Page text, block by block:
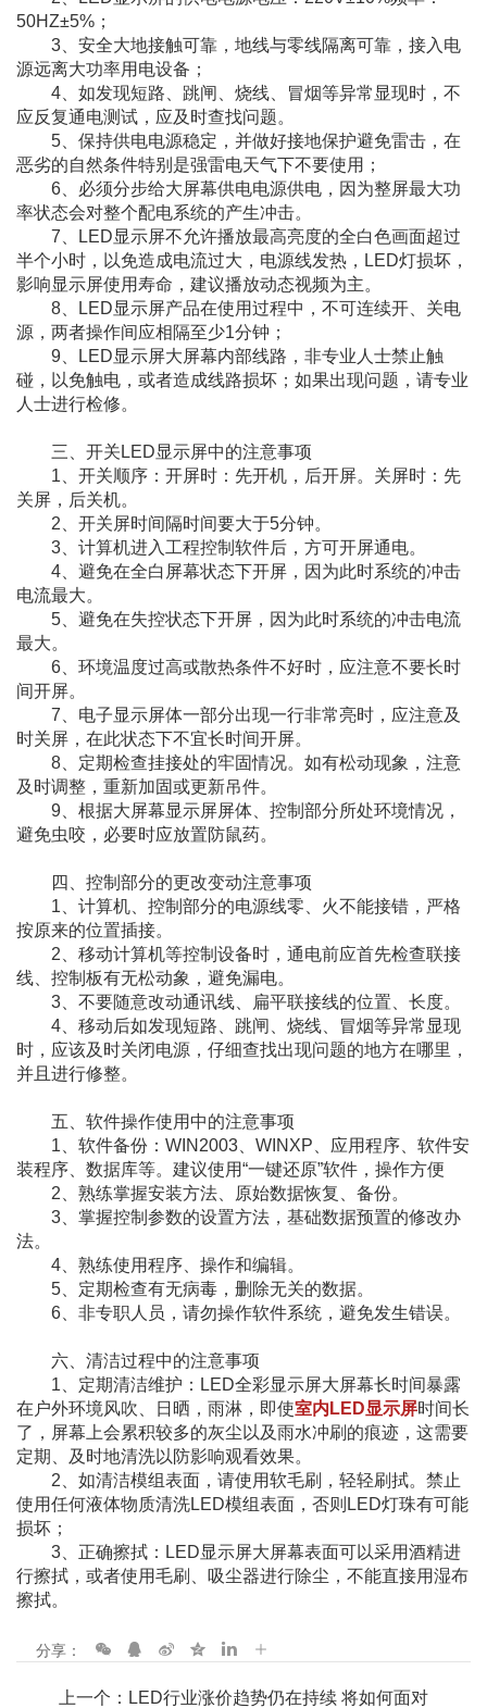
50HZ±5%；
3、安全大地接触可靠，地线与零线隔离可靠，接入电
源远离大功率用电设备；
4、如发现短路、跳闸、烧线、冒烟等异常显现时，不
应反复通电测试，应及时查找问题。
5、保持供电电源稳定，并做好接地保护避免雷击，在
恶劣的自然条件特别是强雷电天气下不要使用；
6、必须分步给大屏幕供电电源供电，因为整屏最大功
率状态会对整个配电系统的产生冲击。
7、LED显示屏不允许播放最高亮度的全白色画面超过
半个小时，以免造成电流过大，电源线发热，LED灯损坏，
影响显示屏使用寿命，建议播放动态视频为主。
8、LED显示屏产品在使用过程中，不可连续开、关电
源，两者操作间应相隔至少1分钟；
9、LED显示屏大屏幕内部线路，非专业人士禁止触
碰，以免触电，或者造成线路损坏；如果出现问题，请专业
人士进行检修。
三、开关LED显示屏中的注意事项
1、开关顺序：开屏时：先开机，后开屏。关屏时：先
关屏，后关机。
2、开关屏时间隔时间要大于5分钟。
3、计算机进入工程控制软件后，方可开屏通电。
4、避免在全白屏幕状态下开屏，因为此时系统的冲击
电流最大。
5、避免在失控状态下开屏，因为此时系统的冲击电流
最大。
6、环境温度过高或散热条件不好时，应注意不要长时
间开屏。
7、电子显示屏体一部分出现一行非常亮时，应注意及
时关屏，在此状态下不宜长时间开屏。
8、定期检查挂接处的牢固情况。如有松动现象，注意
及时调整，重新加固或更新吊件。
9、根据大屏幕显示屏屏体、控制部分所处环境情况，
避免虫咬，必要时应放置防鼠药。
四、控制部分的更改变动注意事项
1、计算机、控制部分的电源线零、火不能接错，严格
按原来的位置插接。
2、移动计算机等控制设备时，通电前应首先检查联接
线、控制板有无松动象，避免漏电。
3、不要随意改动通讯线、扁平联接线的位置、长度。
4、移动后如发现短路、跳闸、烧线、冒烟等异常显现
时，应该及时关闭电源，仔细查找出现问题的地方在哪里，
并且进行修整。
五、软件操作使用中的注意事项
1、软件备份：WIN2003、WINXP、应用程序、软件安
装程序、数据库等。建议使用“一键还原”软件，操作方便
2、熟练掌握安装方法、原始数据恢复、备份。
3、掌握控制参数的设置方法，基础数据预置的修改办
法。
4、熟练使用程序、操作和编辑。
5、定期检查有无病毒，删除无关的数据。
6、非专职人员，请勿操作软件系统，避免发生错误。
六、清洁过程中的注意事项
1、定期清洁维护：LED全彩显示屏大屏幕长时间暴露
在户外环境风吹、日晒，雨淋，即使室内LED显示屏时间长
了，屏幕上会累积较多的灰尘以及雨水冲刷的痕迹，这需要
定期、及时地清洗以防影响观看效果。
2、如清洁模组表面，请使用软毛刷，轻轻刷拭。禁止
使用任何液体物质清洗LED模组表面，否则LED灯珠有可能
损坏；
3、正确擦拭：LED显示屏大屏幕表面可以采用酒精进
行擦拭，或者使用毛刷、吸尘器进行除尘，不能直接用湿布
擦拭。
分享：
上一个：LED行业涨价趋势仍在持续 将如何面对